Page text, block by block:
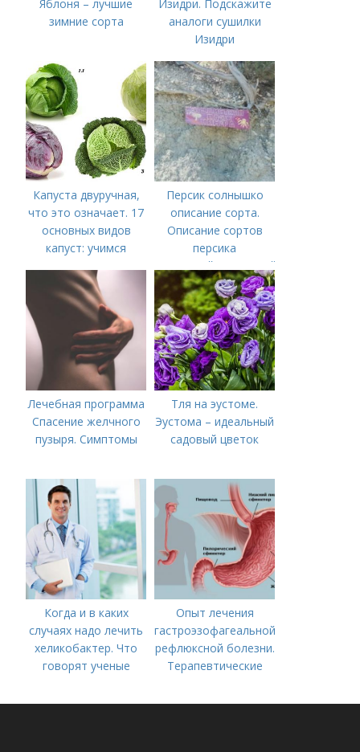
Яблоня – лучшие
зимние сорта
Изидри. Подскажите
аналоги сушилки
Изидри
Капуста двуручная,
что это означает. 17
основных видов
капуст: учимся
Персик солнышко
описание сорта.
Описание сортов
персика
(советский,солнечный,
новость степи,
пушистый ранний)
Лечебная программа
Спасение желчного
пузыря. Симптомы
Тля на эустоме.
Эустома – идеальный
садовый цветок
Когда и в каких
случаях надо лечить
хеликобактер. Что
говорят ученые
Опыт лечения
гастроэзофагеальной
рефлюксной болезни.
Терапевтические
гастроэзофагеальной